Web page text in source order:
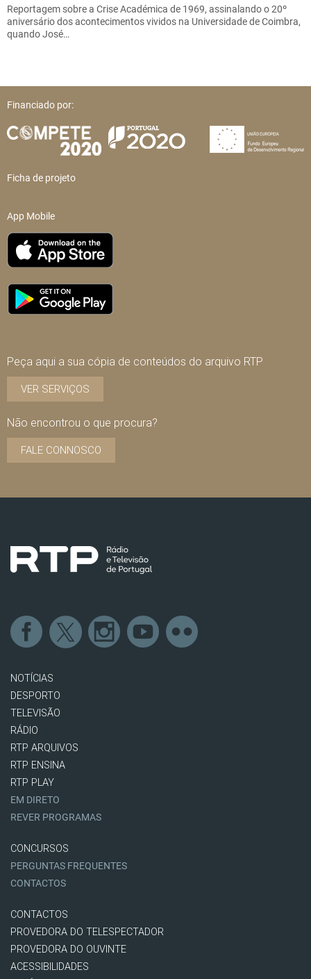
Reportagem sobre a Crise Académica de 1969, assinalando o 20º
aniversário dos acontecimentos vividos na Universidade de Coimbra,
quando José…
Financiado por:
Ficha de projeto
App Mobile
Peça aqui a sua cópia de conteúdos do arquivo RTP
VER SERVIÇOS
Não encontrou o que procura?
FALE CONNOSCO
NOTÍCIAS
DESPORTO
TELEVISÃO
RÁDIO
RTP ARQUIVOS
RTP ENSINA
RTP PLAY
EM DIRETO
REVER PROGRAMAS
CONCURSOS
PERGUNTAS FREQUENTES
CONTACTOS
CONTACTOS
PROVEDORA DO TELESPECTADOR
PROVEDORA DO OUVINTE
ACESSIBILIDADES